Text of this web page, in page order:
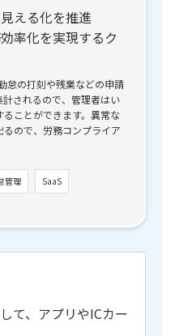
える化を推進
率化を実現するク
怠の打刻や残業などの申請
されるので、管理者はい
ことができます。異常な
ので、労務コンプライア
管理 SaaS
て、アプリやICカー